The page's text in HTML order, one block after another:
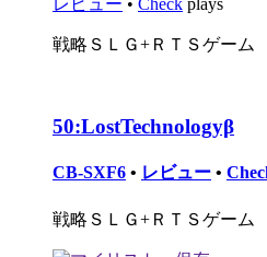
レビュー • Check plays
戦略ＳＬＧ+ＲＴＳゲーム
50:LostTechnologyβ
CB-SXF6 • レビュー •
戦略ＳＬＧ+ＲＴＳゲーム